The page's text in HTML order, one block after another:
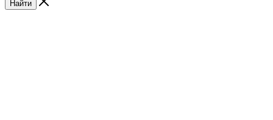
Найти